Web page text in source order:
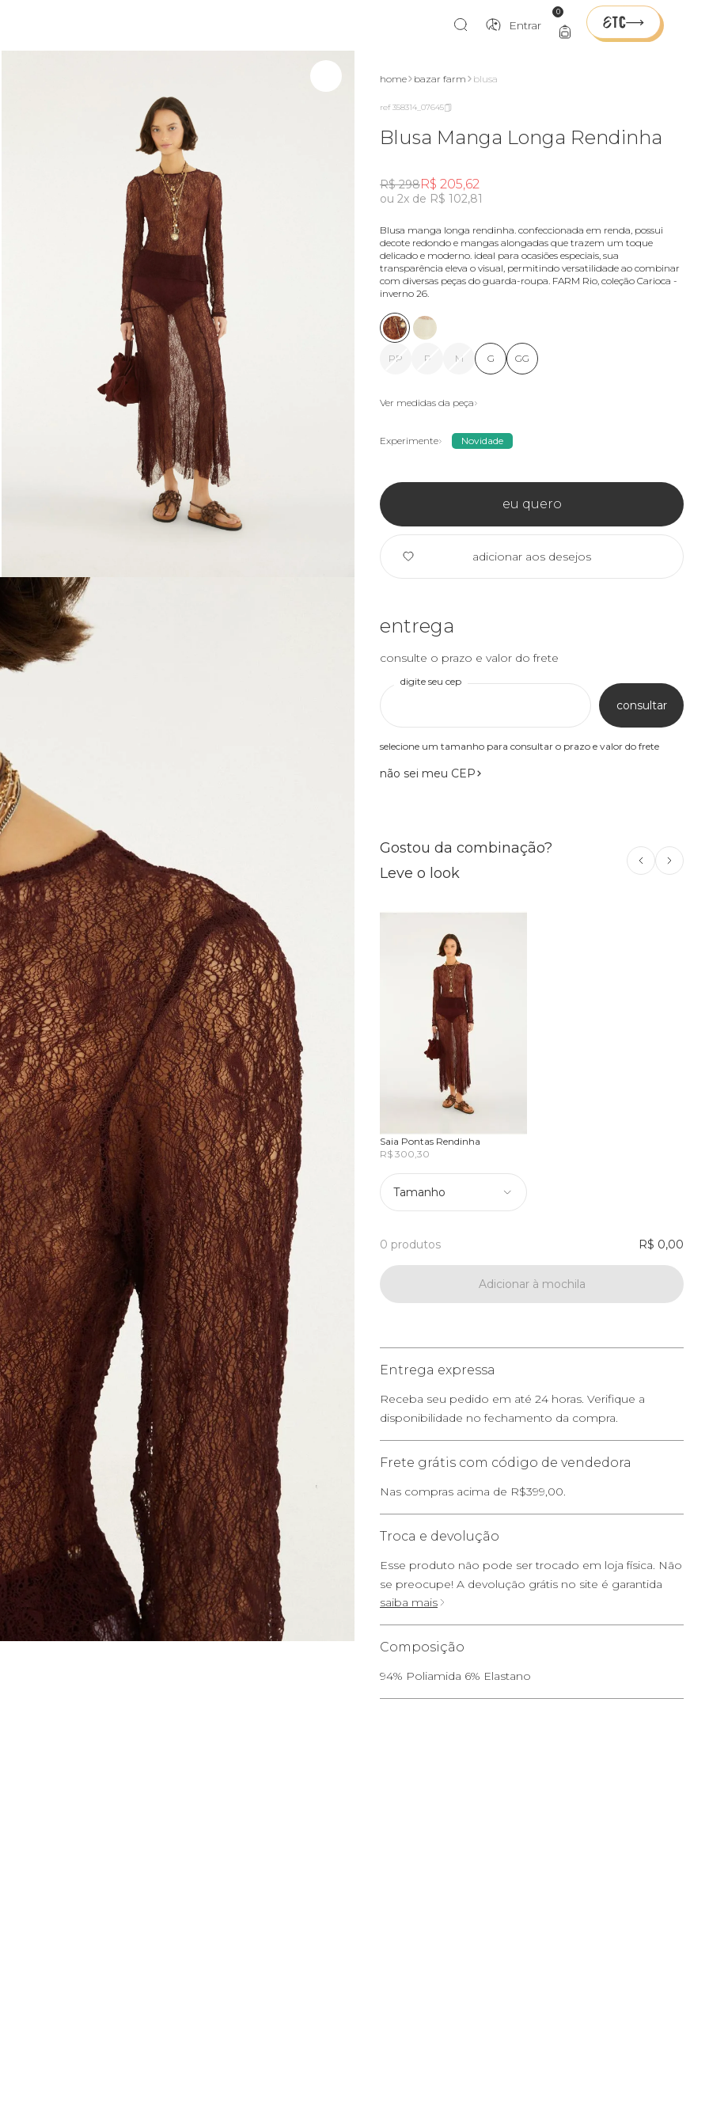
Entrar
0
Experimente home bazar farm blusa
ref 358314_07645
Blusa Manga Longa Rendinha
R$ 298R$ 205,62
ou 2x de R$ 102,81
blusa manga longa rendinha. confeccionada em renda, possui
decote redondo e mangas alongadas que trazem um toque
delicado e moderno. ideal para ocasiões especiais, sua
transparência eleva o visual, permitindo versatilidade ao combinar
com diversas peças do guarda-roupa. FARM Rio, coleção Carioca -
inverno 26.
PP P M G GG
Ver medidas da peça
Experimente Novidade
eu quero
adicionar aos desejos
entrega
consulte o prazo e valor do frete
digite seu cep
consultar
selecione um tamanho para consultar o prazo e valor do frete
não sei meu CEP
Gostou da combinação?
Leve o look
Saia Pontas Rendinha
R$ 300,30
Tamanho
0 produtos R$ 0,00
Adicionar à mochila
Entrega expressa
Receba seu pedido em até 24 horas. Verifique a
disponibilidade no fechamento da compra.
Frete grátis com código de vendedora
Nas compras acima de R$399,00.
Troca e devolução
Esse produto não pode ser trocado em loja física. Não
se preocupe! A devolução grátis no site é garantida
saiba mais
Composição
94% Poliamida 6% Elastano